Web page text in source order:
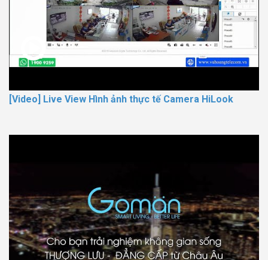
[Video] Live View Hình ảnh thực tế Camera HiLook